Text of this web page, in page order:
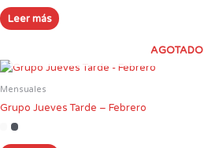
Leer más
AGOTADO
Mensuales
Grupo Jueves Tarde – Febrero